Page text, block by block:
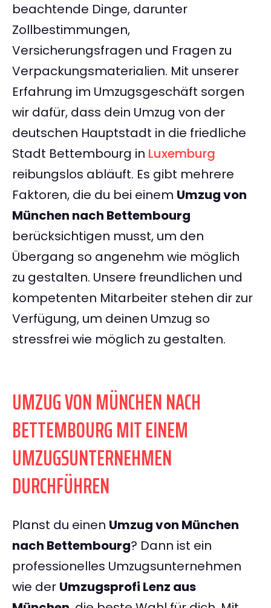
beachtende Dinge, darunter
Zollbestimmungen,
Versicherungsfragen und Fragen zu
Verpackungsmaterialien. Mit unserer
Erfahrung im Umzugsgeschäft sorgen
wir dafür, dass dein Umzug von der
deutschen Hauptstadt in die friedliche
Stadt Bettembourg in Luxemburg
reibungslos abläuft. Es gibt mehrere
Faktoren, die du bei einem Umzug von
München nach Bettembourg
berücksichtigen musst, um den
Übergang so angenehm wie möglich
zu gestalten. Unsere freundlichen und
kompetenten Mitarbeiter stehen dir zur
Verfügung, um deinen Umzug so
stressfrei wie möglich zu gestalten.
UMZUG VON MÜNCHEN NACH
BETTEMBOURG MIT EINEM
UMZUGSUNTERNEHMEN
DURCHFÜHREN
Planst du einen Umzug von München
nach Bettembourg? Dann ist ein
professionelles Umzugsunternehmen
wie der Umzugsprofi Lenz aus